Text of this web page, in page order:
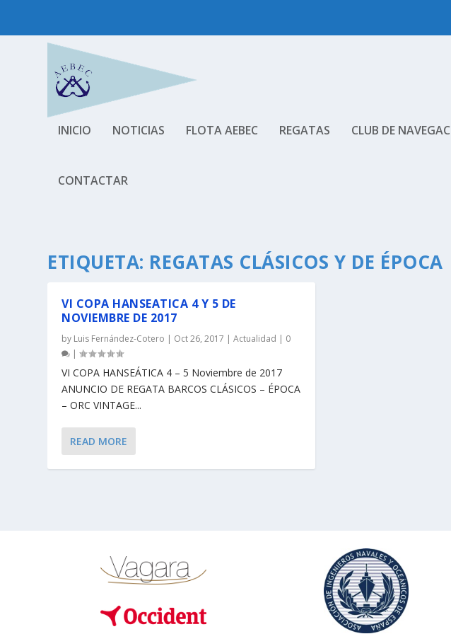
INICIO NOTICIAS FLOTA AEBEC REGATAS CLUB DE
CONTACTAR
ETIQUETA: REGATAS CLÁSICOS Y DE ÉPOCA
VI COPA HANSEATICA 4 Y 5 DE
NOVIEMBRE DE 2017
by Luis Fernández-Cotero | Oct 26, 2017 |Actualidad | 0
|
VI COPA HANSEÁTICA 4 – 5 Noviembre de 2017
ANUNCIO DE REGATA BARCOS CLÁSICOS – ÉPOCA
– ORC VINTAGE...
READ MORE